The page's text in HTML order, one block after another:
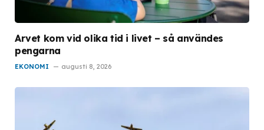
Arvet kom vid olika tid i livet – så användes
pengarna
EKONOMI augusti 8, 2026